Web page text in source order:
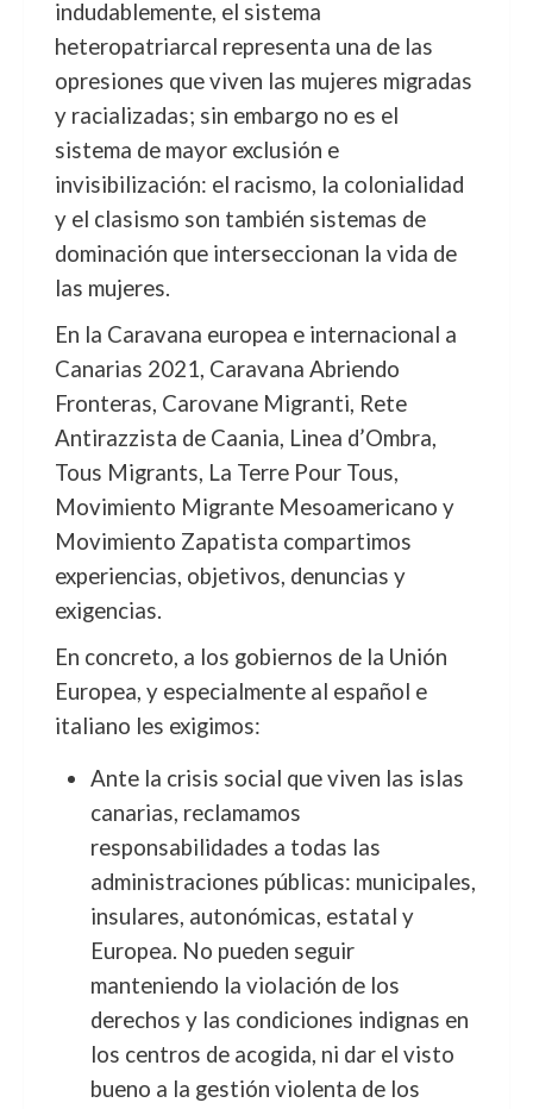
indudablemente, el sistema
heteropatriarcal representa una de las
opresiones que viven las mujeres migradas
y racializadas; sin embargo no es el
sistema de mayor exclusión e
invisibilización: el racismo, la colonialidad
y el clasismo son también sistemas de
dominación que interseccionan la vida de
las mujeres.
En la Caravana europea e internacional a
Canarias 2021, Caravana Abriendo
Fronteras, Carovane Migranti, Rete
Antirazzista de Caania, Linea d’Ombra,
Tous Migrants, La Terre Pour Tous,
Movimiento Migrante Mesoamericano y
Movimiento Zapatista compartimos
experiencias, objetivos, denuncias y
exigencias.
En concreto, a los gobiernos de la Unión
Europea, y especialmente al español e
italiano les exigimos:
Ante la crisis social que viven las islas
canarias, reclamamos
responsabilidades a todas las
administraciones públicas: municipales,
insulares, autonómicas, estatal y
Europea. No pueden seguir
manteniendo la violación de los
derechos y las condiciones indignas en
los centros de acogida, ni dar el visto
bueno a la gestión violenta de los